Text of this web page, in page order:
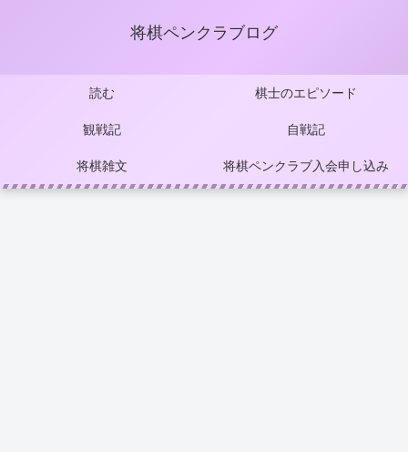
将棋ペンクラブログ
読む 棋士のエピソード
観戦記 自戦記
将棋雑文 将棋ペンクラブ入会申し込み